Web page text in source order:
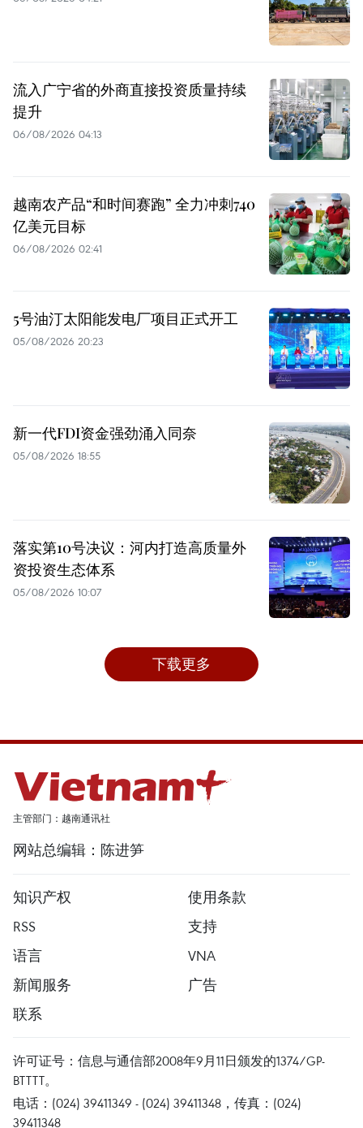
流入广宁省的外商直接投资质量持续
提升
06/08/2026 04:13
越南农产品“和时间赛跑” 全力冲刺740
亿美元目标
06/08/2026 02:41
5号油汀太阳能发电厂项目正式开工
05/08/2026 20:23
新一代FDI资金强劲涌入同奈
05/08/2026 18:55
落实第10号决议：河内打造高质量外
资投资生态体系
05/08/2026 10:07
下载更多
主管部门：越南通讯社
网站总编辑：陈进笋
知识产权
使用条款
RSS
支持
语言
VNA
新闻服务
广告
联系
许可证号：信息与通信部2008年9月11日颁发的1374/GP-
BTTTT。
电话：(024) 39411349 - (024) 39411348，传真：(024)
39411348